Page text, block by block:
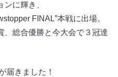
に輝き、
FINAL”本戦に出場。
、総合優勝と今大会で３冠達
届きました！